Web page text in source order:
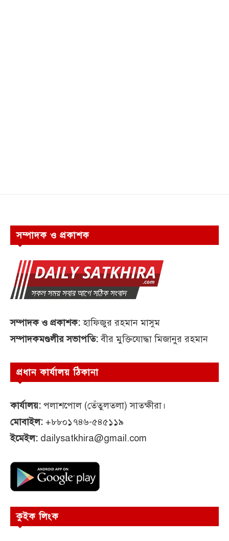
সম্পাদক ও প্রকাশক
সম্পাদক ও প্রকাশক:হাফিজুর রহমান মাসুম
সম্পাদকমণ্ডলীর সভাপতি:বীর মুক্তিযোদ্ধা মিজানুর রহমান
প্রধান কার্যালয় ঠিকানা
কার্যালয়: পলাশপোল (তেঁতুলতলা) সাতক্ষীরা।
মোবাইল: +৮৮০১৭৪৬-৫৪৫১১৯
ইমেইল: dailysatkhira@gmail.com
কুইক লিংক